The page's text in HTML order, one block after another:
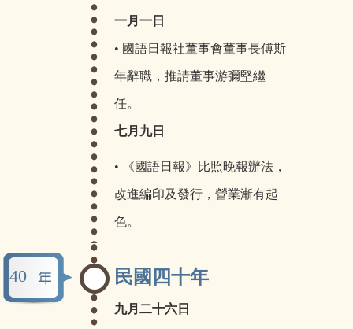
一月一日
• 國語日報社董事會董事長傅斯
年辭職，推請董事游彌堅繼
任。
七月九日
• 《國語日報》比照晚報辦法，
改進編印及發行，營業漸有起
色。
40 民國四十年
九月二十六日